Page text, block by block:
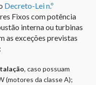
Decreto-Lei n.º
Fixos com potência
interna ou turbinas
as exceções previstas
, caso possuam
(motores da classe A);